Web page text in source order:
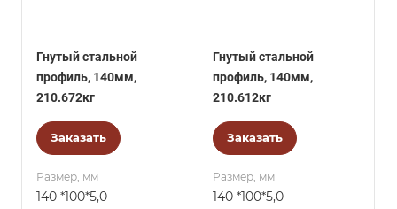
Гнутый стальной
профиль, 140мм,
210.672кг
Заказать
Размер, мм
140 *100*5,0
Гнутый стальной
профиль, 140мм,
210.612кг
Заказать
Размер, мм
140 *100*5,0